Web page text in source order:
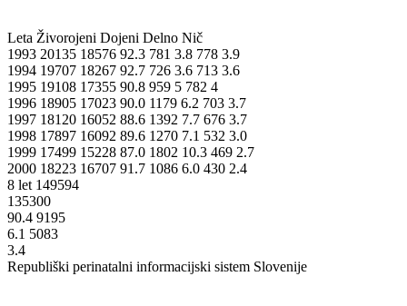
Leta Živorojeni Dojeni Delno Nič
1993 20135 18576 92.3 781 3.8 778 3.9
1994 19707 18267 92.7 726 3.6 713 3.6
1995 19108 17355 90.8 959 5 782 4
1996 18905 17023 90.0 1179 6.2 703 3.7
1997 18120 16052 88.6 1392 7.7 676 3.7
1998 17897 16092 89.6 1270 7.1 532 3.0
1999 17499 15228 87.0 1802 10.3 469 2.7
2000 18223 16707 91.7 1086 6.0 430 2.4
8 let 149594
135300
90.4 9195
6.1 5083
3.4
Republiški perinatalni informacijski sistem Slovenije